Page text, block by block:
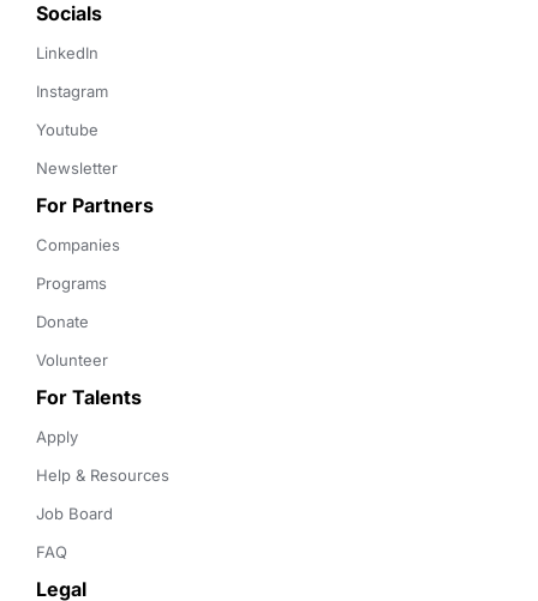
Socials
LinkedIn
Instagram
Youtube
Newsletter
For Partners
Companies
Programs
Donate
Volunteer
For Talents
Apply
Help & Resources
Job Board
FAQ
Legal